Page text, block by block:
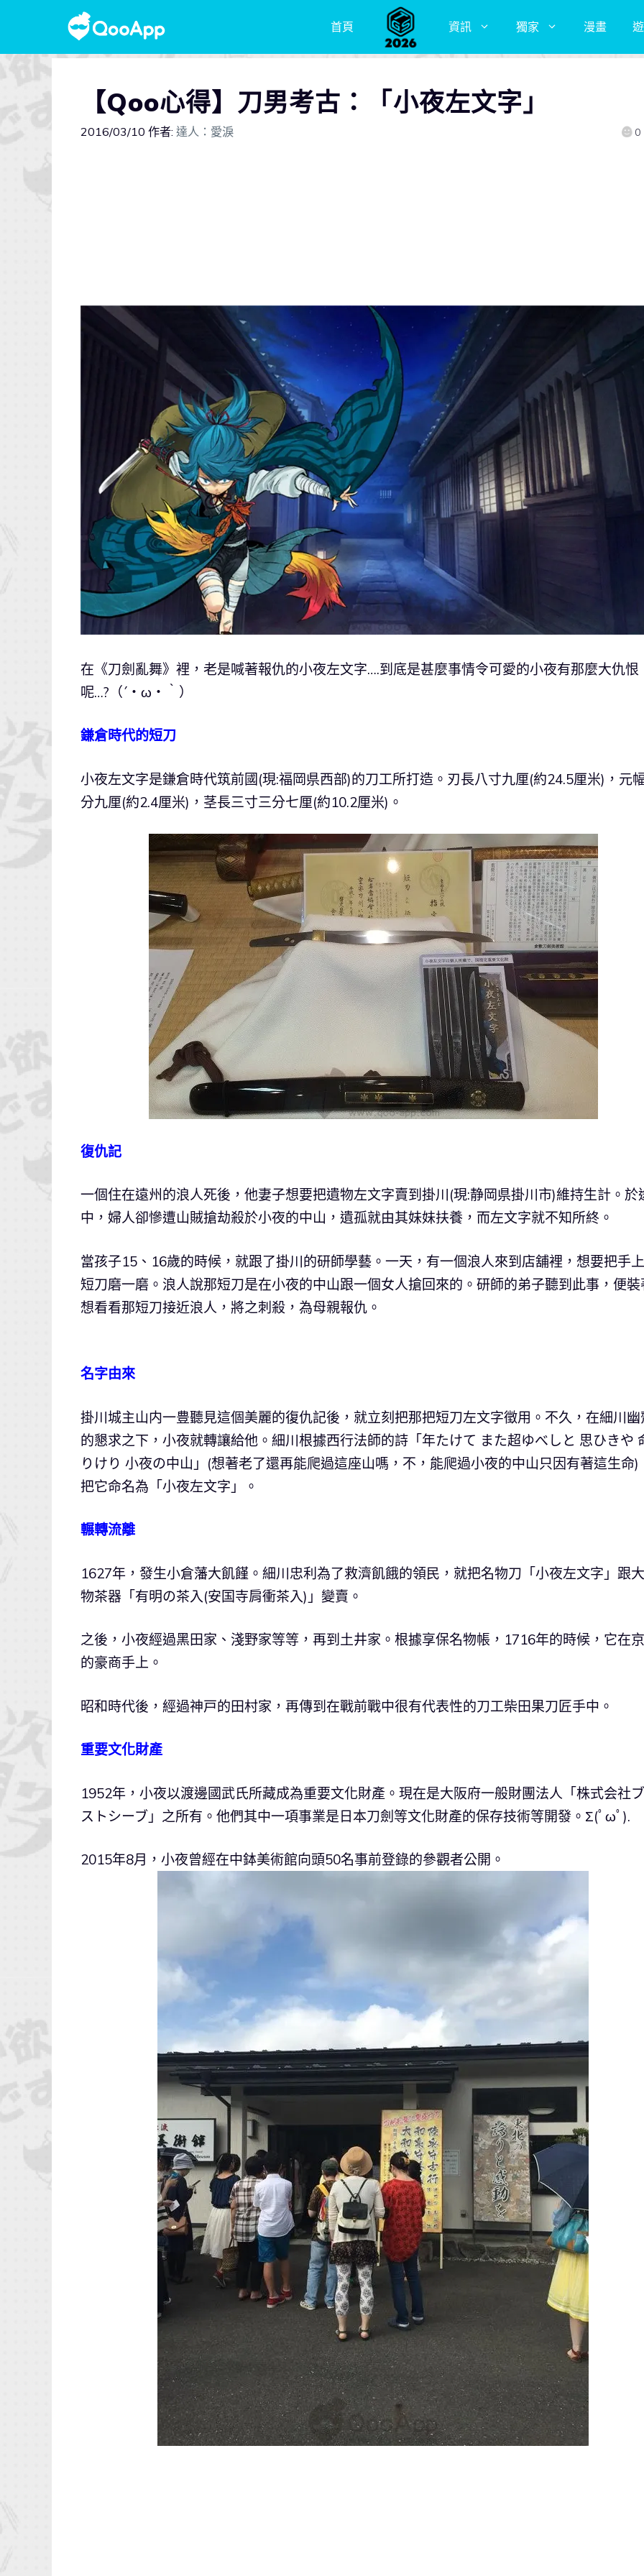
首頁 資訊 獨家 漫畫
【Qoo心得】刀男考古：「小夜左文字」
2016/03/10 作者: 達人：愛淚 0
在《刀劍亂舞》裡，老是喊著報仇的小夜左文字….到底是甚麼事情令可愛的小夜有那麼大仇恨
呢…?（´・ω・｀）
鎌倉時代的短刀
小夜左文字是鎌倉時代筑前國(現:福岡県西部)的刀工所打造。刃長八寸九厘(約24.5厘米)，元
分九厘(約2.4厘米)，茎長三寸三分七厘(約10.2厘米)。
復仇記
一個住在遠州的浪人死後，他妻子想要把遺物左文字賣到掛川(現:静岡県掛川市)維持生計。於
中，婦人卻慘遭山賊搶劫殺於小夜的中山，遺孤就由其妹妹扶養，而左文字就不知所終。
當孩子15、16歲的時候，就跟了掛川的研師學藝。一天，有一個浪人來到店舖裡，想要把手
短刀磨一磨。浪人說那短刀是在小夜的中山跟一個女人搶回來的。研師的弟子聽到此事，便裝
想看看那短刀接近浪人，將之刺殺，為母親報仇。
名字由來
掛川城主山内一豊聽見這個美麗的復仇記後，就立刻把那把短刀左文字徵用。不久，在細川幽
的懇求之下，小夜就轉讓給他。細川根據西行法師的詩「年たけて また超ゆべしと 思ひきや
りけり 小夜の中山」(想著老了還再能爬過這座山嗎，不，能爬過小夜的中山只因有著這生命)
把它命名為「小夜左文字」。
輾轉流離
1627年，發生小倉藩大飢饉。細川忠利為了救濟飢餓的領民，就把名物刀「小夜左文字」跟
物茶器「有明の茶入(安国寺肩衝茶入)」變賣。
之後，小夜經過黑田家、淺野家等等，再到土井家。根據享保名物帳，1716年的時候，它在
的豪商手上。
昭和時代後，經過神戸的田村家，再傳到在戰前戰中很有代表性的刀工柴田果刀匠手中。
重要文化財產
1952年，小夜以渡邊國武氏所藏成為重要文化財產。現在是大阪府一般財團法人「株式会社
ストシーブ」之所有。他們其中一項事業是日本刀劍等文化財產的保存技術等開發。Σ(ﾟωﾟ).
2015年8月，小夜曾經在中鉢美術館向頭50名事前登錄的參觀者公開。